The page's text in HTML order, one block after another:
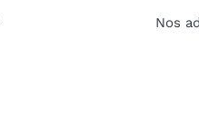
Nos